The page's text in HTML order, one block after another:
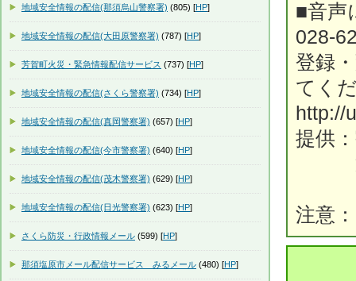
■音声
028-
登録
てく
http://
提供
通
注意
地域安全情報の配信(那須烏山警察署) (805) [HP]
地域安全情報の配信(大田原警察署) (787) [HP]
芳賀町火災・緊急情報配信サービス (737) [HP]
地域安全情報の配信(さくら警察署) (734) [HP]
地域安全情報の配信(真岡警察署) (657) [HP]
地域安全情報の配信(今市警察署) (640) [HP]
地域安全情報の配信(茂木警察署) (629) [HP]
地域安全情報の配信(日光警察署) (623) [HP]
さくら防災・行政情報メール (599) [HP]
那須塩原市メール配信サービス みるメール (480) [HP]